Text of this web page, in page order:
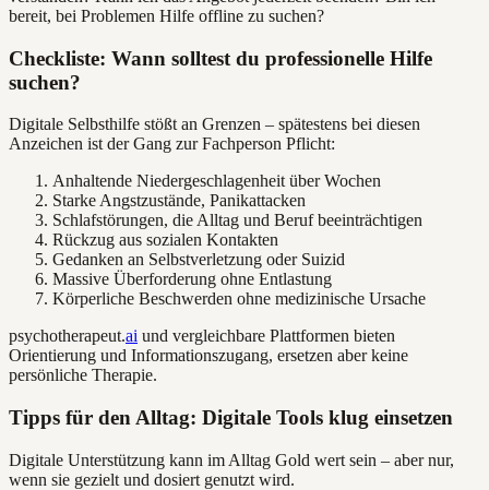
bereit, bei Problemen Hilfe offline zu suchen?
Checkliste: Wann solltest du professionelle Hilfe
suchen?
Digitale Selbsthilfe stößt an Grenzen – spätestens bei diesen
Anzeichen ist der Gang zur Fachperson Pflicht:
Anhaltende Niedergeschlagenheit über Wochen
Starke Angstzustände, Panikattacken
Schlafstörungen, die Alltag und Beruf beeinträchtigen
Rückzug aus sozialen Kontakten
Gedanken an Selbstverletzung oder Suizid
Massive Überforderung ohne Entlastung
Körperliche Beschwerden ohne medizinische Ursache
psychotherapeut.ai und vergleichbare Plattformen bieten
Orientierung und Informationszugang, ersetzen aber keine
persönliche Therapie.
Tipps für den Alltag: Digitale Tools klug einsetzen
Digitale Unterstützung kann im Alltag Gold wert sein – aber nur,
wenn sie gezielt und dosiert genutzt wird.